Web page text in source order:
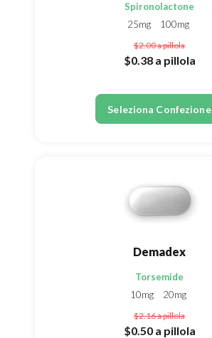
Spironolactone
25mg
100mg
$2.00a pillola
$0.38 a pillola
Seleziona Confezione
Demadex
Torsemide
10mg
20mg
$2.16a pillola
$0.50 a pillola